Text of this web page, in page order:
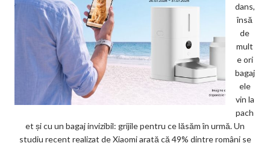
dans,
însă
de
mult
e ori
bagaj
ele
vin la
pach
et și cu un bagaj invizibil: grijile pentru ce lăsăm în urmă. Un
studiu recent realizat de Xiaomi arată că 49% dintre români se